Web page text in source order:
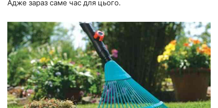
Адже зараз саме час для цього.